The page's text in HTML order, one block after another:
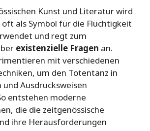
Kunst und Literatur wird
als Symbol für die Flüchtigkeit
und regt zum
existenzielle Fragen an.
mit verschiedenen
um den Totentanz in
Ausdrucksweisen
entstehen moderne
die die zeitgenössische
ihre Herausforderungen